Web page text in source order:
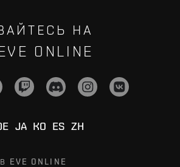
НА
ONLINE
JA KO ES ZH
EVE ONLINE